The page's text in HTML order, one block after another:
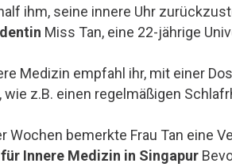
ihm, seine innere Uhr
Miss Tan, eine 22-jährige
Medizin empfahl ihr, mit einer
wie z.B. einen regelmäßigen
Wochen bemerkte Frau Tan eine
Innere Medizin in Singapur